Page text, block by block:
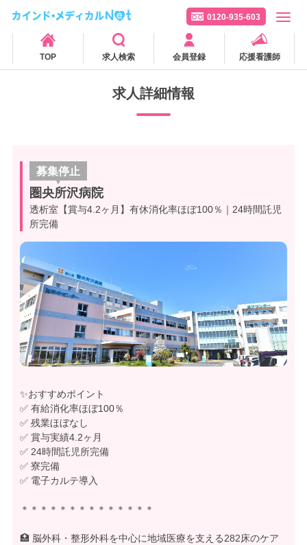
0120-935-603
TOP 求人検索 会員登録 応援看護師
求人詳細情報
募集停止
圏央所沢病院
透析室【賞与4.2ヶ月】有休消化率ほぼ100％｜24時間託児
所完備
✨おすすめポイント
✅ 有給消化率ほぼ100％
✅ 残業ほぼなし
✅ 賞与実績4.2ヶ月
✅ 24時間託児所完備
✅ 寮完備
✅ 電子カルテ導入
＊＊＊＊＊＊＊＊＊＊＊＊＊＊
🏥 脳外科・整形外科を中心に地域医療を支える282床のケア